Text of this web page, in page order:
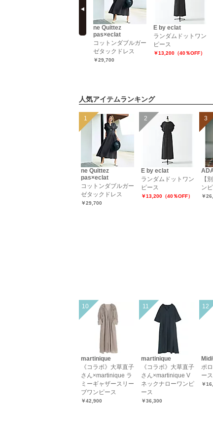
ne Quittez
pas×eclat
コットンダブルガー
ゼタックドレス
￥29,700
E by eclat
ランダムドットワン
ピース
￥13,200（40％OFF）
人気アイテムランキング
ne Quittez
pas×eclat
コットンダブルガー
ゼタックドレス
￥29,700
E by eclat
ランダムドットワン
ピース
￥13,200（40％OFF）
【
ン
￥
martinique
《コラボ》大草直子
さん×martinique ラ
ミーギャザースリー
ブワンピース
￥42,900
martinique
《コラボ》大草直子
さん×martinique V
ネックナローワンピ
ース
￥36,300
ポ
ース
￥